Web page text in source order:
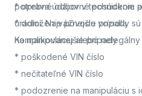
potrebné odborné posúdenie
úradmi. Najvážnejšie prípady
na manipuláciu alebo
* oprava údajov v technickom
* doloženie pôvodu vozidla
Komplikovanejšie prípady
* poškodené VIN číslo
* nečitateľné VIN číslo
* podozrenie na manipuláciu s